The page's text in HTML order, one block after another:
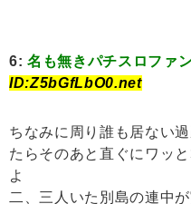
6: 名も無きパチスロファ
ID:Z5bGfLbO0.net
ちなみに周り誰も居ない
たらそのあと直ぐにワッ
よ
二、三人いた別島の連中